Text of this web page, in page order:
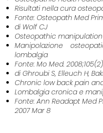
Risultati nella cura
Fonte: Osteopath Med
di Wolf CJ
Osteopathic
Manipolazione
lombalgia
Fonte: Mo Med.
di Ghroubi S, Elleuch H,
Chronic low back pain
Lombalgia cronica e
Fonte: Ann Readapt Med
2007 Mar 8